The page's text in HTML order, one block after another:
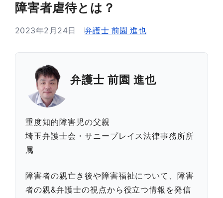
障害者虐待とは？
2023年2月24日 弁護士 前園 進也
弁護士 前園 進也
重度知的障害児の父親
埼玉弁護士会・サニープレイス法律事務所所
属
障害者の親亡き後や障害福祉について、障害
者の親&弁護士の視点から役立つ情報を発信